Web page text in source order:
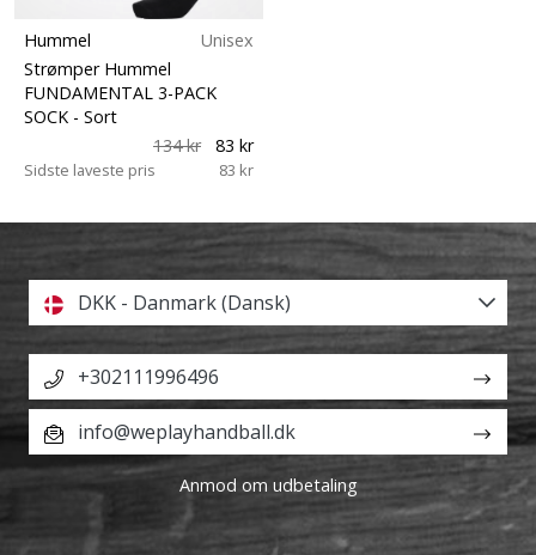
Hummel
Unisex
Strømper Hummel
FUNDAMENTAL 3-PACK
SOCK - Sort
134 kr
83 kr
Sidste laveste pris 83 kr
DKK - Danmark (Dansk)
+302111996496
info@weplayhandball.dk
Anmod om udbetaling